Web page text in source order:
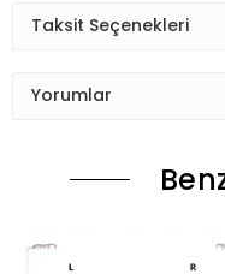
Taksit Seçenekleri
Yorumlar